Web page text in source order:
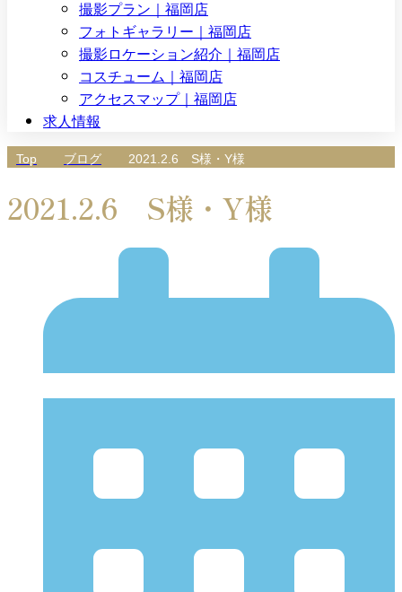
撮影プラン｜福岡店
フォトギャラリー｜福岡店
撮影ロケーション紹介｜福岡店
コスチューム｜福岡店
アクセスマップ｜福岡店
求人情報
Top ブログ 2021.2.6 S様・Y様
2021.2.6 S様・Y様